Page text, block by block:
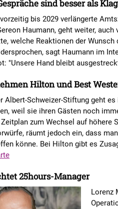
sind besser als
bis 2029 verlängerte
Haumann, geht weiter,
welche Reaktionen der
sagt Haumann im
"Unsere Hand bleibt
Hilton und Best
Albert-Schweizer-Stiftung geht
weil sie ihren Gästen noch
zum Wechsel auf höhere
räumt jedoch ein, dass
könne. Bei Hilton gibt es
25hours-Manager
Lorenz